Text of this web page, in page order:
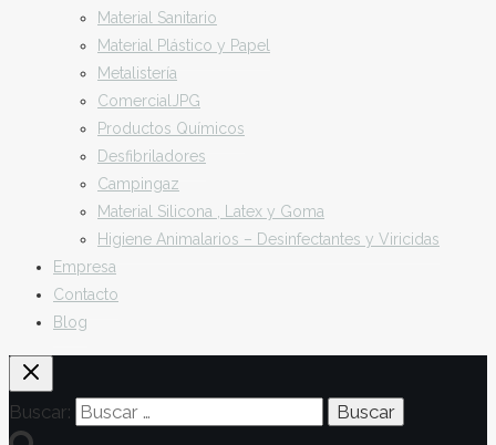
Material Sanitario
Material Plástico y Papel
Metalistería
ComercialJPG
Productos Químicos
Desfibriladores
Campingaz
Material Silicona , Latex y Goma
Higiene Animalarios – Desinfectantes y Viricidas
Empresa
Contacto
Blog
Buscar: